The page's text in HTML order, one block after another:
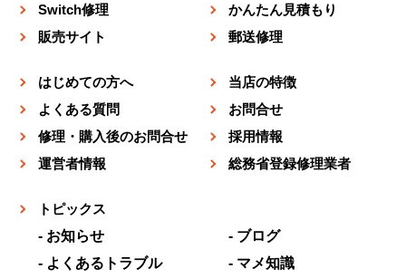
Switch修理
かんたん見積もり
販売サイト
郵送修理
はじめての方へ
当店の特徴
よくある質問
お問合せ
修理・購入後のお問合せ
採用情報
運営者情報
総務省登録修理業者
トピックス
お知らせ
ブログ
よくあるトラブル
マメ知識